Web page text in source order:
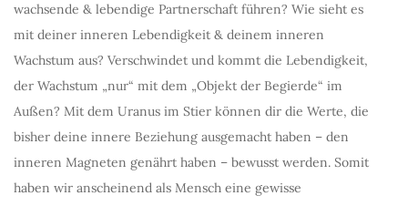
wachsende & lebendige Partnerschaft führen? Wie sieht es
mit deiner inneren Lebendigkeit & deinem inneren
Wachstum aus? Verschwindet und kommt die Lebendigkeit,
der Wachstum „nur“ mit dem „Objekt der Begierde“ im
Außen? Mit dem Uranus im Stier können dir die Werte, die
bisher deine innere Beziehung ausgemacht haben – den
inneren Magneten genährt haben – bewusst werden. Somit
haben wir anscheinend als Mensch eine gewisse